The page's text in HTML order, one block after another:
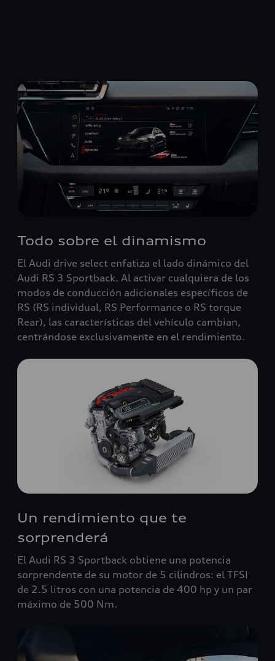
Todo sobre el dinamismo
El Audi drive select enfatiza el lado dinámico del
Audi RS 3 Sportback. Al activar cualquiera de los
modos de conducción adicionales específicos de
RS (RS individual, RS Performance o RS torque
Rear), las características del vehículo cambian,
centrándose exclusivamente en el rendimiento.
Un rendimiento que te
sorprenderá
El Audi RS 3 Sportback obtiene una potencia
sorprendente de su motor de 5 cilindros: el TFSI
de 2.5 litros con una potencia de 400 hp y un par
máximo de 500 Nm.